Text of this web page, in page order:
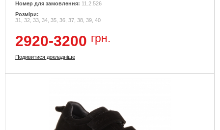
Номер для замовлення: 11.2.526
Розміри:
31, 32, 33, 34, 35, 36, 37, 38, 39, 40
2920-3200 грн.
Подивитися докладніше